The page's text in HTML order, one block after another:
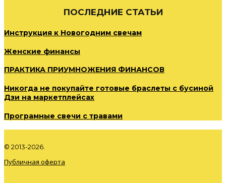
ПОСЛЕДНИЕ СТАТЬИ
Инструкция к Новогодним свечам
Женские финансы
ПРАКТИКА ПРИУМНОЖЕНИЯ ФИНАНСОВ
Никогда не покупайте готовые браслеты с бусиной
Дзи на маркетплейсах
Програмные свечи с травами
© 2013-2026.
Публичная оферта